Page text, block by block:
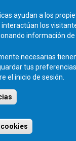
DE ARQUITECTOS
2º Dcha., 47001 Valladolid
ayudan a los
los
información
necesarias
tus
el inicio de sesión.